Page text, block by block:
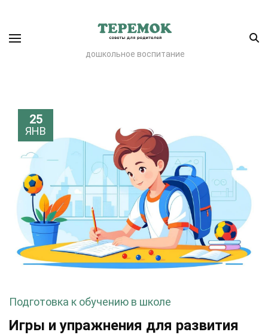
дошкольное воспитание
25
ЯНВ
Подготовка к обучению в школе
Игры и упражнения для развития